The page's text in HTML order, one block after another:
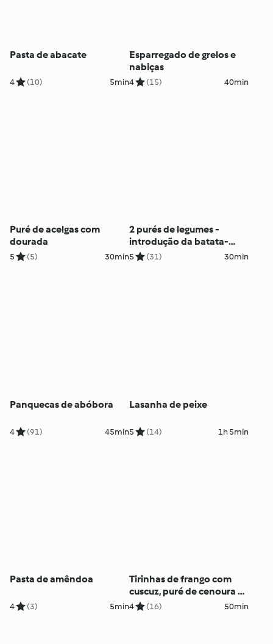
Pasta de abacate
4 (10) 5min
Esparregado de grelos e
nabiças
4 (15) 40min
Puré de acelgas com
dourada
5 (5) 30min
2 purés de legumes -
introdução da batata-
doce e da abóbora
5 (31) 30min
Panquecas de abóbora
4 (91) 45min
Lasanha de peixe
5 (14) 1h 5min
Pasta de amêndoa
4 (3) 5min
Tirinhas de frango com
cuscuz, puré de cenoura e
maçã
4 (16) 50min